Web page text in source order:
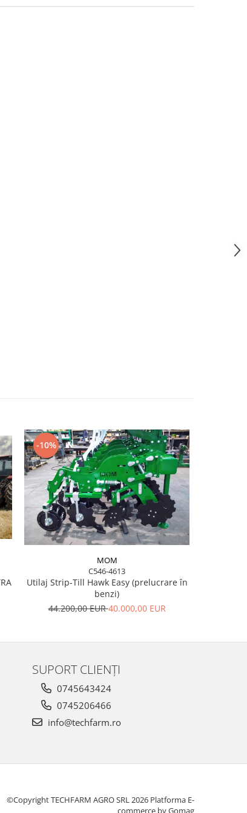
-10%
MOM
C546-4613
Utilaj Strip-Till Hawk Easy (prelucrare în
benzi)
44.200,00 EUR40.000,00 EUR
SUPORT CLIENȚI
0745643424
0745206466
info@techfarm.ro
©Copyright TECHFARM AGRO SRL 2026 Platforma E-
commerce by Gomag